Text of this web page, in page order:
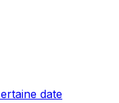
date